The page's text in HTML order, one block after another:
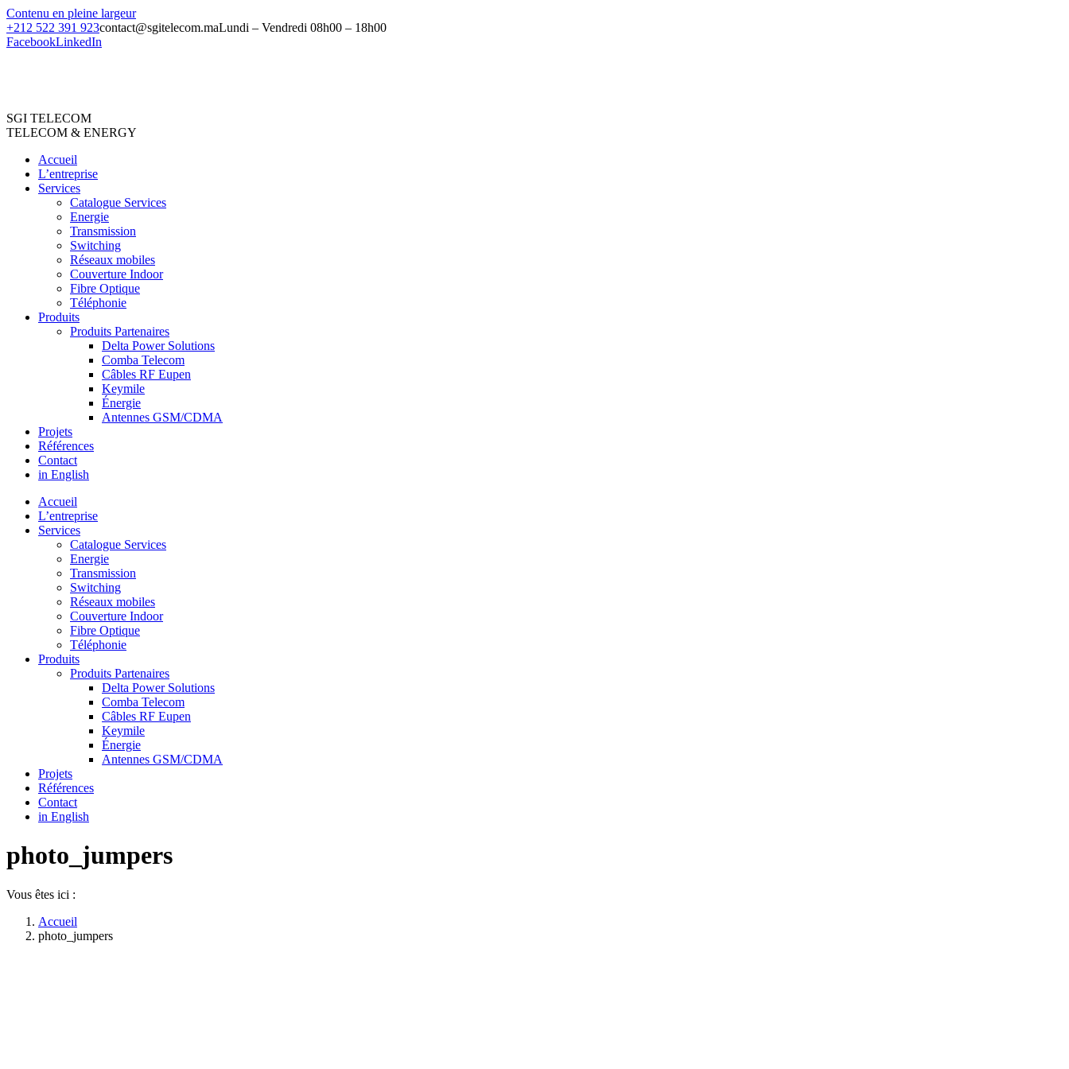
Contenu en pleine largeur
+212 522 391 923contact@sgitelecom.maLundi – Vendredi 08h00 – 18h00
FacebookLinkedIn
SGI TELECOM
TELECOM & ENERGY
Accueil
L’entreprise
Services
Catalogue Services
Energie
Transmission
Switching
Réseaux mobiles
Couverture Indoor
Fibre Optique
Téléphonie
Produits
Produits Partenaires
Delta Power Solutions
Comba Telecom
Câbles RF Eupen
Keymile
Énergie
Antennes GSM/CDMA
Projets
Références
Contact
in English
Accueil
L’entreprise
Services
Catalogue Services
Energie
Transmission
Switching
Réseaux mobiles
Couverture Indoor
Fibre Optique
Téléphonie
Produits
Produits Partenaires
Delta Power Solutions
Comba Telecom
Câbles RF Eupen
Keymile
Énergie
Antennes GSM/CDMA
Projets
Références
Contact
in English
photo_jumpers
Vous êtes ici :
Accueil
photo_jumpers